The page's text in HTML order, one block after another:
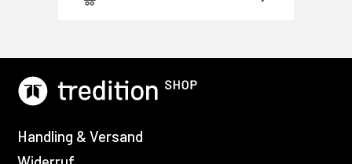
Handling & Versand